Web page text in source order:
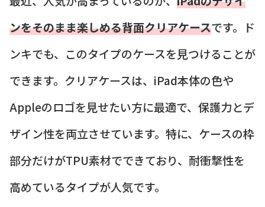
ンをそのまま楽しめる背面クリアケースです。ド
ンキでも、このタイプのケースを見つけることが
できます。クリアケースは、iPad本体の色や
Appleのロゴを見せたい方に最適で、保護力とデ
ザイン性を両立させています。特に、ケースの枠
部分だけがTPU素材でできており、耐衝撃性を
高めているタイプが人気です。